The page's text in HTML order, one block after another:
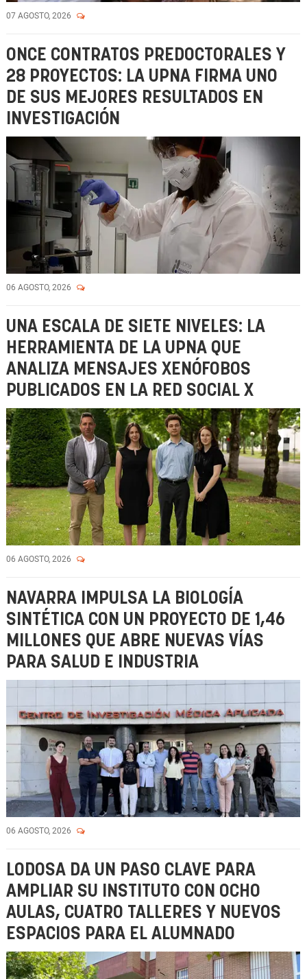
07 AGOSTO, 2026
ONCE CONTRATOS PREDOCTORALES Y
28 PROYECTOS: LA UPNA FIRMA UNO
DE SUS MEJORES RESULTADOS EN
INVESTIGACIÓN
06 AGOSTO, 2026
UNA ESCALA DE SIETE NIVELES: LA
HERRAMIENTA DE LA UPNA QUE
ANALIZA MENSAJES XENÓFOBOS
PUBLICADOS EN LA RED SOCIAL X
06 AGOSTO, 2026
NAVARRA IMPULSA LA BIOLOGÍA
SINTÉTICA CON UN PROYECTO DE 1,46
MILLONES QUE ABRE NUEVAS VÍAS
PARA SALUD E INDUSTRIA
06 AGOSTO, 2026
LODOSA DA UN PASO CLAVE PARA
AMPLIAR SU INSTITUTO CON OCHO
AULAS, CUATRO TALLERES Y NUEVOS
ESPACIOS PARA EL ALUMNADO